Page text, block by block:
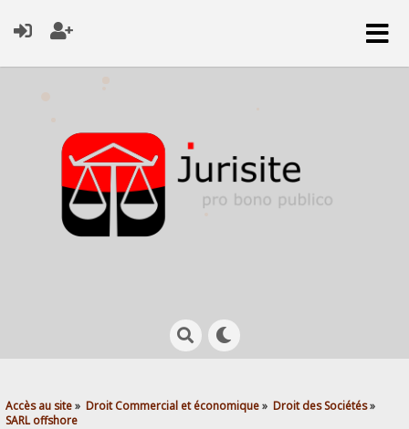
Accès au site» Droit Commercial et économique» Droit des Sociétés»
SARL offshore